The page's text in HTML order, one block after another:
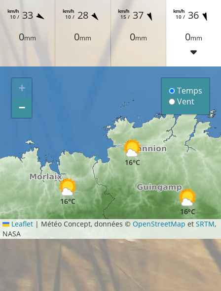
10 /
km/h 33
0mm
10 /
km/h 28
0mm
15 /
km/h 37
0mm
10 /
km/h 36
0mm
16°C
16°C
16°C
+
−
Temps
Vent
Leaflet | Météo Concept, données ©OpenStreetMap etSRTM,
NASA